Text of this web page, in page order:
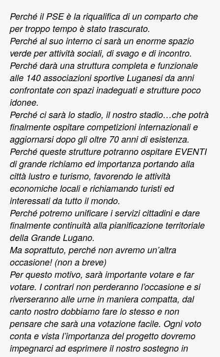
Perché il PSE è la riqualifica di un comparto che
per troppo tempo è stato trascurato.
Perché al suo interno ci sarà un enorme spazio
verde per attività sociali, di svago e di incontro.
Perché darà una struttura completa e funzionale
alle 140 associazioni sportive Luganesi da anni
confrontate con spazi inadeguati e strutture poco
idonee.
Perché ci sarà lo stadio, il nostro stadio…che potrà
finalmente ospitare competizioni internazionali e
aggiornarsi dopo gli oltre 70 anni di esistenza.
Perché queste strutture potranno ospitare EVENTI
di grande richiamo ed importanza portando alla
città lustro e turismo, favorendo le attività
economiche locali e richiamando turisti ed
interessati da tutto il mondo.
Perché potremo unificare i servizi cittadini e dare
finalmente continuità alla pianificazione territoriale
della Grande Lugano.
Ma soprattuto, perché non avremo un’altra
occasione! (non a breve)
Per questo motivo, sarà importante votare e far
votare. I contrari non perderanno l’occasione e si
riverseranno alle urne in maniera compatta, dal
canto nostro dobbiamo fare lo stesso e non
pensare che sarà una votazione facile. Ogni voto
conta e vista l’importanza del progetto dovremo
impegnarci ad esprimere il nostro sostegno in